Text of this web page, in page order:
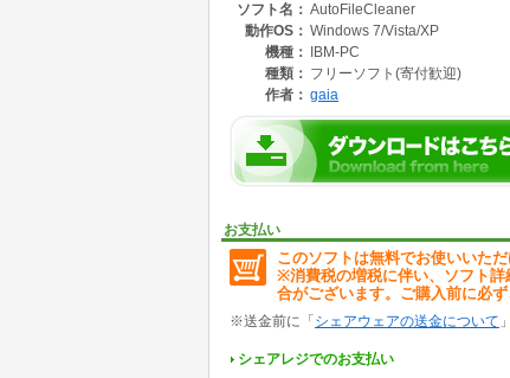
ソフト名： AutoFileCleaner
動作OS： Windows 7/Vista/XP
機種：
IBM-PC
種類： フリーソフト(寄付歓迎)
作者： gaia
お支払い
このソフトは無料でお使いいた
※消費税の増税に伴い、ソフト
合がございます。ご購入前に必ず
※送金前に「 シェアウェアの送金について
シェアレジでのお支払い